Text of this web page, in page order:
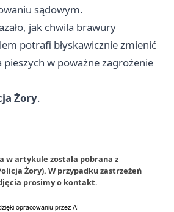
sądowym.
jak chwila brawury
potrafi błyskawicznie zmienić
pieszych w poważne zagrożenie
Żory.
artykule została pobrana z
Żory). W przypadku zastrzeżeń
prosimy o kontakt.